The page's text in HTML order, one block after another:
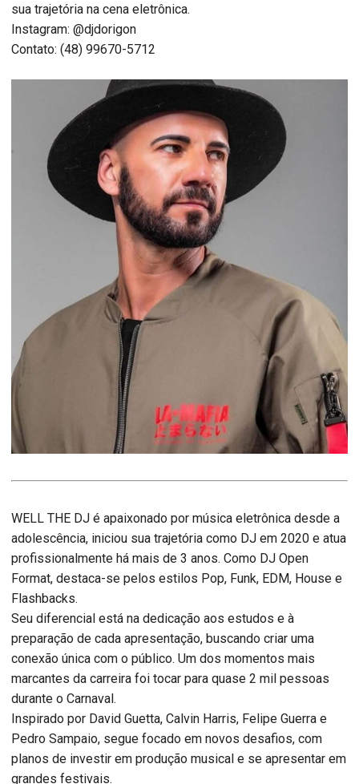
sua trajetória na cena eletrônica.
Instagram: @djdorigon
Contato: (48) 99670-5712
WELL THE DJ é apaixonado por música eletrônica desde a
adolescência, iniciou sua trajetória como DJ em 2020 e atua
profissionalmente há mais de 3 anos. Como DJ Open
Format, destaca-se pelos estilos Pop, Funk, EDM, House e
Flashbacks.
Seu diferencial está na dedicação aos estudos e à
preparação de cada apresentação, buscando criar uma
conexão única com o público. Um dos momentos mais
marcantes da carreira foi tocar para quase 2 mil pessoas
durante o Carnaval.
Inspirado por David Guetta, Calvin Harris, Felipe Guerra e
Pedro Sampaio, segue focado em novos desafios, com
planos de investir em produção musical e se apresentar em
grandes festivais.